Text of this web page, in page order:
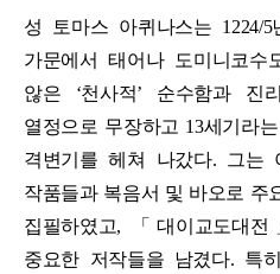
성 토마스 아퀴나스는 1224/
가문에서 태어나 도미니코수
않은 ‘천사적’ 순수함과
열정으로 무장하고 13세기라
격변기를 헤쳐 나갔다. 그는
작품들과 복음서 및 바오로 주
집필하였고, 「대이교도대
중요한 저작들을 남겼다. 특